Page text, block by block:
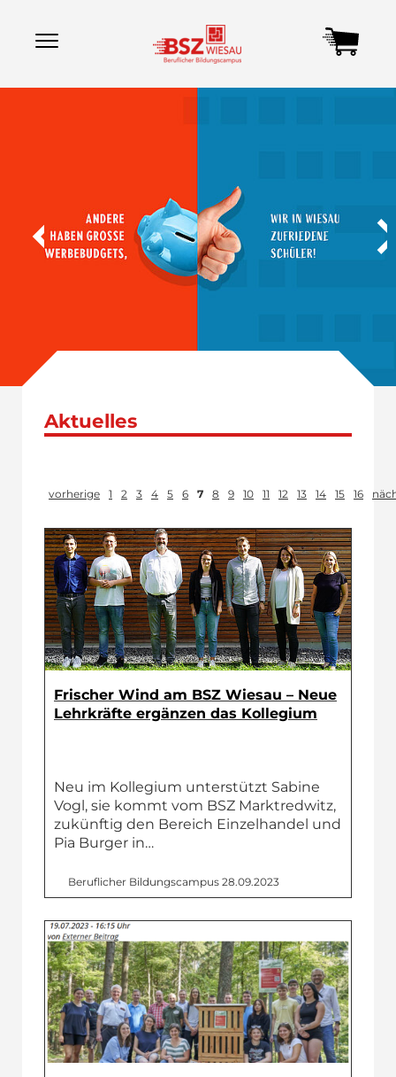
Aktuelles
vorherige 1 2 3 4 5 6 7 8 9 10 11 12 13 14 15 16
Frischer Wind am BSZ Wiesau – Neue
Lehrkräfte ergänzen das Kollegium
Neu im Kollegium unterstützt Sabine
Vogl, sie kommt vom BSZ Marktredwitz,
zukünftig den Bereich Einzelhandel und
Pia Burger in…
Beruflicher Bildungs­campus 28.09.2023